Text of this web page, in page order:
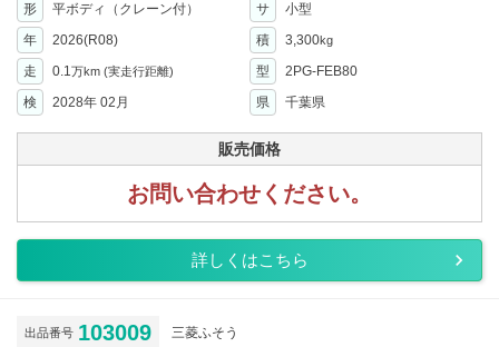
形 平ボディ（クレーン付） サ
小型
年
2026(R08) 積 3,300kg
走 0.1万km (実走行距離) 型
2PG-FEB80
検
2028年 02月 県 千葉県
販売価格
お問い合わせください。
詳しくはこちら
出品番号 103009 三菱ふそう